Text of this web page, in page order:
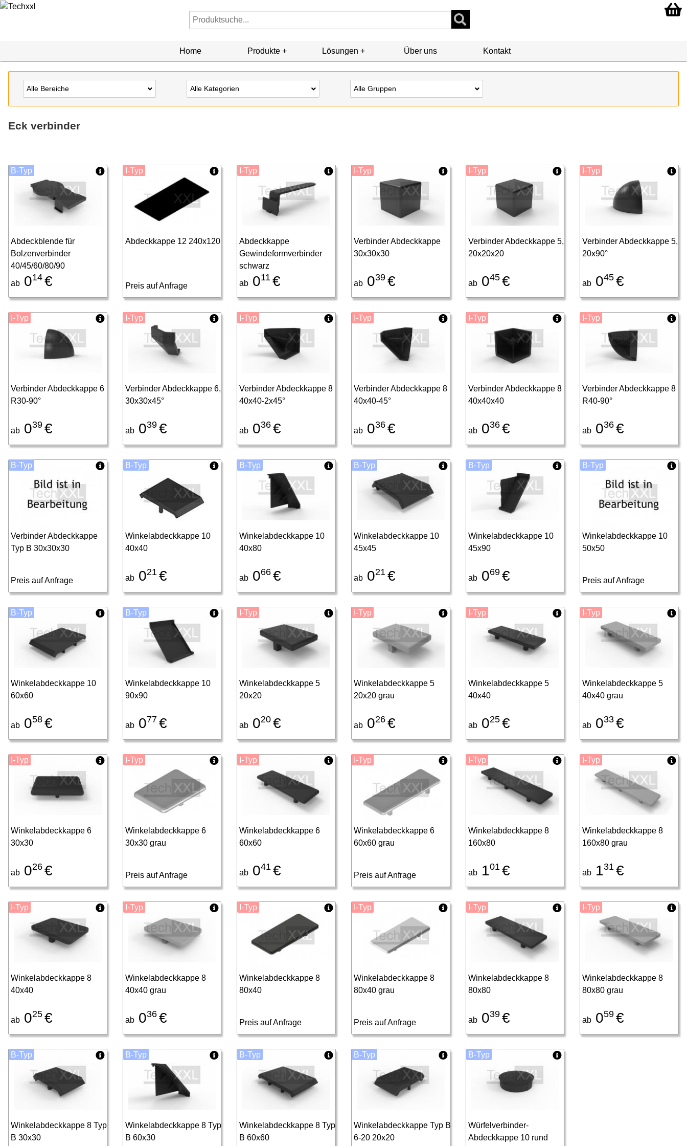
Home Produkte Lösungen Über uns Kontakt
Alle Bereiche Alle Kategorien Alle Gruppen
Eck verbinder
Abdeckblende für
Bolzenverbinder
40/45/60/80/90
ab 014 €
B-Typ
Abdeckkappe 12 240x120
Preis auf Anfrage
I-Typ
Abdeckkappe
Gewindeformverbinder
schwarz
ab 011 €
I-Typ
Verbinder Abdeckkappe
30x30x30
ab039 €
I-Typ
Verbinder Abdeckkappe 5,
20x20x20
ab045 €
I-Typ
Verbinder Abdeckkappe 5,
20x90°
ab 045 €
I-Typ
Verbinder Abdeckkappe 6
R30-90°
ab 039 €
I-Typ
Verbinder Abdeckkappe 6,
30x30x45°
ab039 €
I-Typ
Verbinder Abdeckkappe 8
40x40-2x45°
ab 036 €
I-Typ
Verbinder Abdeckkappe 8
40x40-45°
ab036 €
I-Typ
Verbinder Abdeckkappe 8
40x40x40
ab036 €
I-Typ
Verbinder Abdeckkappe 8
R40-90°
ab 036 €
I-Typ
Verbinder Abdeckkappe
Typ B 30x30x30
Preis auf Anfrage
B-Typ
Winkelabdeckkappe 10
40x40
ab021 €
B-Typ
Winkelabdeckkappe 10
40x80
ab 066 €
B-Typ
Winkelabdeckkappe 10
45x45
ab021 €
B-Typ
Winkelabdeckkappe 10
45x90
ab069 €
B-Typ
Winkelabdeckkappe 10
50x50
Preis auf Anfrage
B-Typ
Winkelabdeckkappe 10
60x60
ab 058 €
B-Typ
Winkelabdeckkappe 10
90x90
ab077 €
B-Typ
Winkelabdeckkappe 5
20x20
ab 020 €
I-Typ
Winkelabdeckkappe 5
20x20 grau
ab026 €
I-Typ
Winkelabdeckkappe 5
40x40
ab025 €
I-Typ
Winkelabdeckkappe 5
40x40 grau
ab 033 €
I-Typ
Winkelabdeckkappe 6
30x30
ab 026 €
I-Typ
Winkelabdeckkappe 6
30x30 grau
Preis auf Anfrage
I-Typ
Winkelabdeckkappe 6
60x60
ab 041 €
I-Typ
Winkelabdeckkappe 6
60x60 grau
Preis auf Anfrage
I-Typ
Winkelabdeckkappe 8
160x80
ab101 €
I-Typ
Winkelabdeckkappe 8
160x80 grau
ab 131 €
I-Typ
Winkelabdeckkappe 8
40x40
ab 025 €
I-Typ
Winkelabdeckkappe 8
40x40 grau
ab036 €
I-Typ
Winkelabdeckkappe 8
80x40
Preis auf Anfrage
I-Typ
Winkelabdeckkappe 8
80x40 grau
Preis auf Anfrage
I-Typ
Winkelabdeckkappe 8
80x80
ab039 €
I-Typ
Winkelabdeckkappe 8
80x80 grau
ab 059 €
I-Typ
Winkelabdeckkappe 8 Typ
B 30x30
B-Typ
Winkelabdeckkappe 8 Typ
B 60x30
B-Typ
Winkelabdeckkappe 8 Typ
B 60x60
B-Typ
Winkelabdeckkappe Typ B
6-20 20x20
B-Typ
Würfelverbinder-
Abdeckkappe 10 rund
B-Typ